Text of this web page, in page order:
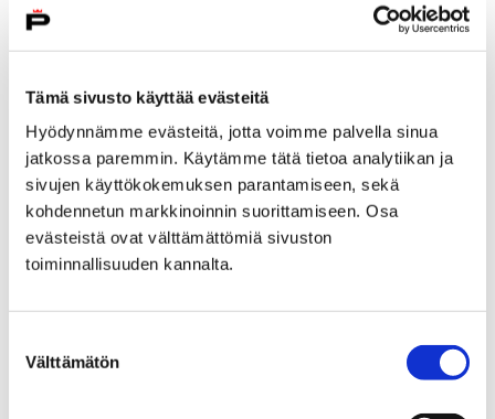
Tämä sivusto käyttää evästeitä
Hyödynnämme evästeitä, jotta voimme palvella sinua
jatkossa paremmin. Käytämme tätä tietoa analytiikan ja
sivujen käyttökokemuksen parantamiseen, sekä
kohdennetun markkinoinnin suorittamiseen. Osa
evästeistä ovat välttämättömiä sivuston
toiminnallisuuden kannalta.
valinta
Välttämätön
Porin ja Harjavallan ilmanlaatu oli pääosin
hyvä vuonna 2017
ilmanlaatua vuonna 2017. Harjavallassa rikkidioksidi- ja